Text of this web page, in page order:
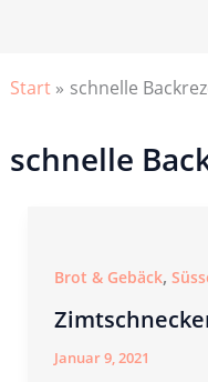
Start schnelle
schnelle
Brot & Gebäck,
Januar 9, 2021